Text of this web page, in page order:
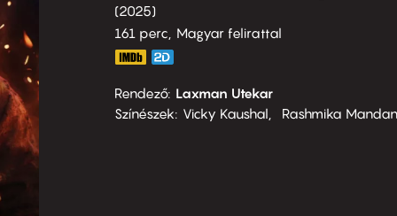
2025
161 perc,
Magyar felirattal
Rendező Laxman Utekar
Színészek
Vicky Kaushal Rashmika